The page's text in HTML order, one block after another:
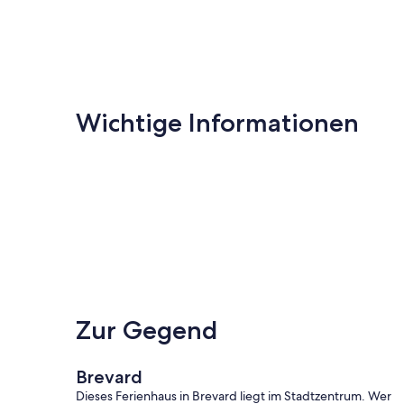
Wichtige Informationen
Zur Gegend
Brevard
Dieses Ferienhaus in Brevard liegt im Stadtzentrum. Wer